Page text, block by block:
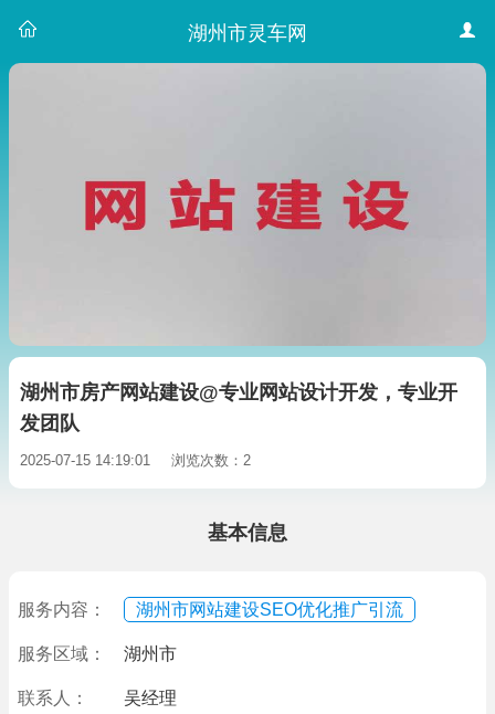
湖州市灵车网
湖州市房产网站建设@专业网站设计开发，专业开
发团队
2025-07-15 14:19:01 浏览次数：2
基本信息
服务内容： 湖州市网站建设SEO优化推广引流
服务区域： 湖州市
联系人： 吴经理